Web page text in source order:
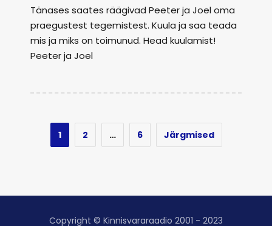
Tänases saates räägivad Peeter ja Joel oma
praegustest tegemistest. Kuula ja saa teada
mis ja miks on toimunud. Head kuulamist!
Peeter ja Joel
1 2 … 6 Järgmised
Copyright © Kinnisvararaadio 2001 - 2023